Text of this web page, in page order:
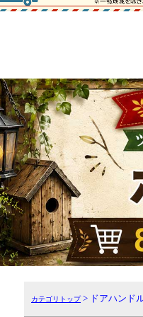
カテゴリトップ> ドアハンド